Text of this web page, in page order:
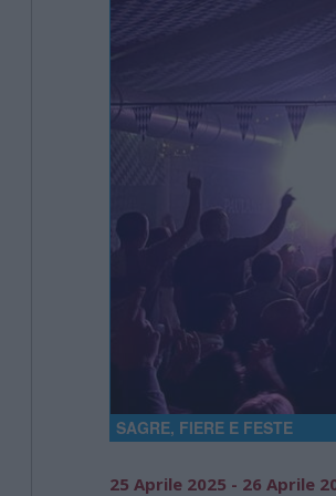
SAGRE, FIERE E FESTE
25 Aprile 2025 - 26 Aprile